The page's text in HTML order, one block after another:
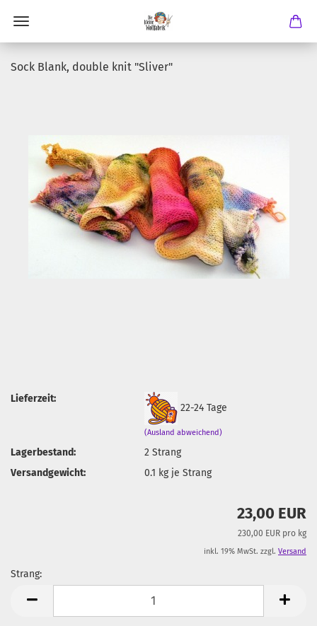
Sock Blank, double knit "Sliver"
Lieferzeit:
22-24 Tage
(Ausland abweichend)
Lagerbestand: 2Strang
Versandgewicht:
0.1 kg je Strang
23,00 EUR
230,00 EUR pro kg
inkl. 19% MwSt. zzgl. Versand
Strang: